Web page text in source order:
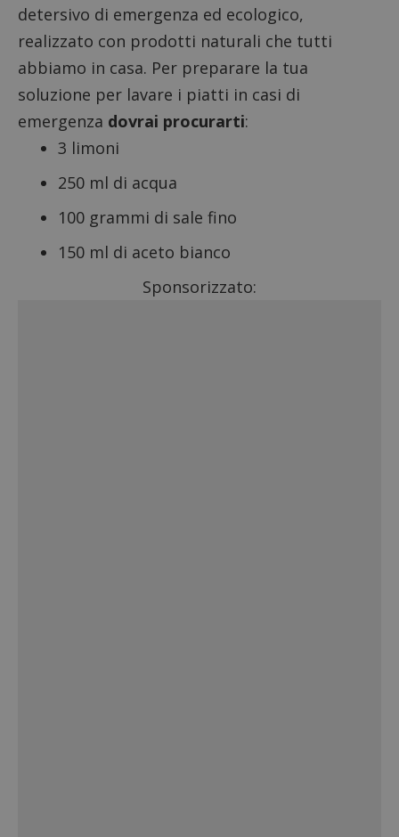
detersivo di emergenza ed ecologico,
realizzato con prodotti naturali che tutti
abbiamo in casa. Per preparare la tua
soluzione per lavare i piatti in casi di
emergenza dovrai procurarti:
3 limoni
250 ml di acqua
100 grammi di sale fino
150 ml di aceto bianco
Sponsorizzato: